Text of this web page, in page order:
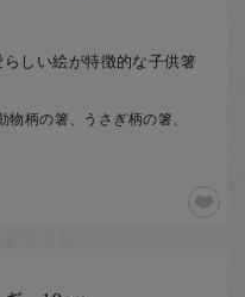
しい絵が特徴的な子供箸
柄の箸、うさぎ柄の箸、